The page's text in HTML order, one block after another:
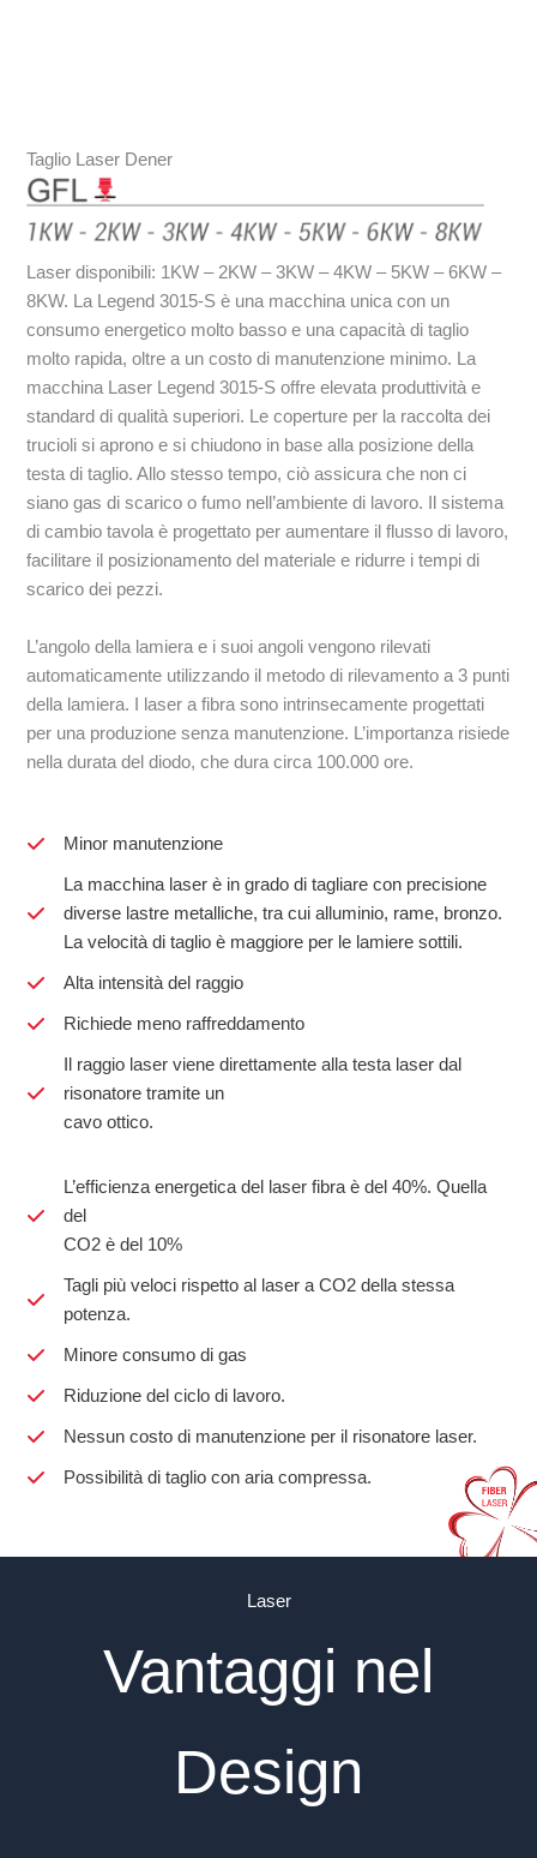
Taglio Laser Dener
Laser disponibili: 1KW – 2KW – 3KW – 4KW – 5KW – 6KW –
8KW. La Legend 3015-S è una macchina unica con un
consumo energetico molto basso e una capacità di taglio
molto rapida, oltre a un costo di manutenzione minimo. La
macchina Laser Legend 3015-S offre elevata produttività e
standard di qualità superiori. Le coperture per la raccolta dei
trucioli si aprono e si chiudono in base alla posizione della
testa di taglio. Allo stesso tempo, ciò assicura che non ci
siano gas di scarico o fumo nell’ambiente di lavoro. Il sistema
di cambio tavola è progettato per aumentare il flusso di lavoro,
facilitare il posizionamento del materiale e ridurre i tempi di
scarico dei pezzi.
L’angolo della lamiera e i suoi angoli vengono rilevati
automaticamente utilizzando il metodo di rilevamento a 3 punti
della lamiera. I laser a fibra sono intrinsecamente progettati
per una produzione senza manutenzione. L’importanza risiede
nella durata del diodo, che dura circa 100.000 ore.
Minor manutenzione
La macchina laser è in grado di tagliare con precisione
diverse lastre metalliche, tra cui alluminio, rame, bronzo.
La velocità di taglio è maggiore per le lamiere sottili.
Alta intensità del raggio
Richiede meno raffreddamento
Il raggio laser viene direttamente alla testa laser dal
risonatore tramite un
cavo ottico.
L’efficienza energetica del laser fibra è del 40%. Quella
del
CO2 è del 10%
Tagli più veloci rispetto al laser a CO2 della stessa
potenza.
Minore consumo di gas
Riduzione del ciclo di lavoro.
Nessun costo di manutenzione per il risonatore laser.
Possibilità di taglio con aria compressa.
Laser
Vantaggi nel
Design